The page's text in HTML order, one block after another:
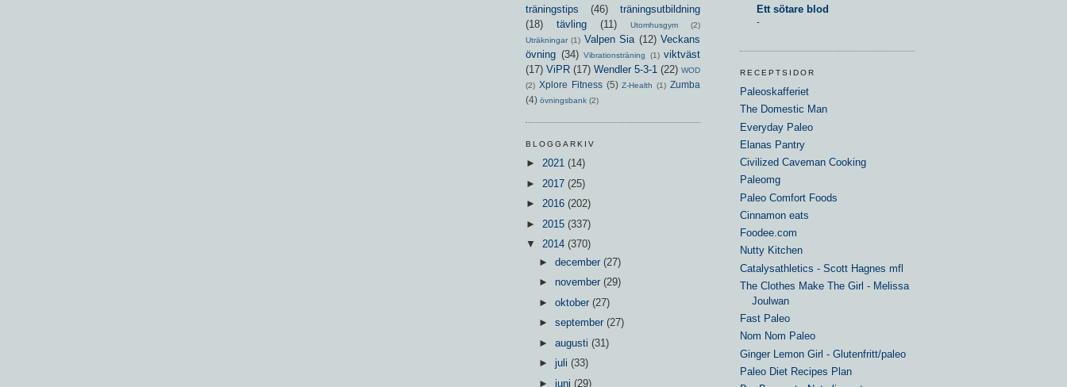
Ett sötare blod
-
RECEPTSIDOR
Paleoskafferiet
The Domestic Man
Everyday Paleo
Elanas Pantry
Civilized Caveman Cooking
Paleomg
Paleo Comfort Foods
Cinnamon eats
Foodee.com
Nutty Kitchen
Catalysathletics - Scott Hagnes mfl
The Clothes Make The Girl - Melissa
Joulwan
Fast Paleo
Nom Nom Paleo
Ginger Lemon Girl - Glutenfritt/paleo
Paleo Diet Recipes Plan
träningstips (46)
träningsutbildning
(18)
tävling (11) Utomhusgym
(2)
Uträkningar (1) Valpen Sia (12) Veckans
övning (34) Vibrationsträning (1) viktväst
(17) ViPR (17) Wendler 5-3-1 (22) WOD
(2) Xplore Fitness (5) Z-Health (1) Zumba
(4) övningsbank (2)
BLOGGARKIV
► 2021 (14)
► 2017 (25)
► 2016 (202)
► 2015 (337)
▼ 2014 (370)
► december (27)
► november (29)
► oktober (27)
► september (27)
► augusti (31)
► juli (33)
► juni (29)